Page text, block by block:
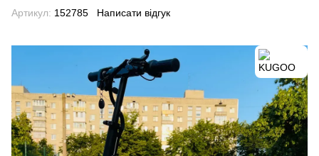
Артикул: 152785 Написати відгук